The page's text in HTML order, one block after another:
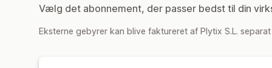
Vælg det abonnement, der passer bedst til din
Eksterne gebyrer kan blive faktureret af Plytix S.L.